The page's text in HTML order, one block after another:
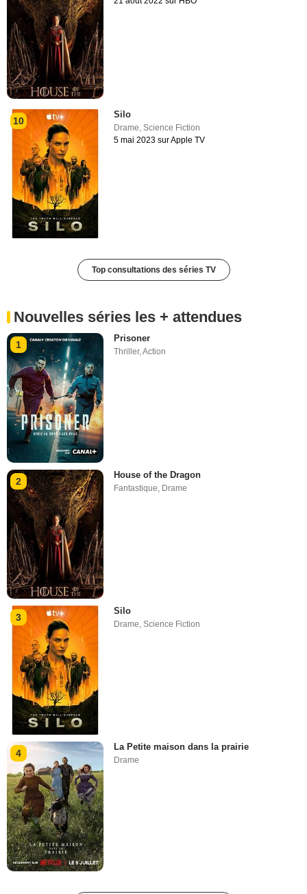
10
Silo
Drame,Science Fiction
5 mai 2023 sur Apple TV
Top consultations des séries TV
Nouvelles séries les + attendues
1
Prisoner
Thriller,Action
2
House of the Dragon
Fantastique Drame
3
Silo
Drame,Science Fiction
4
La Petite maison dans la prairie
Drame